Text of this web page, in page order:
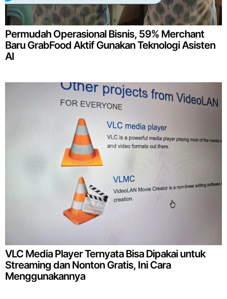
Permudah Operasional Bisnis, 59% Merchant
Baru GrabFood Aktif Gunakan Teknologi Asisten
AI
VLC Media Player Ternyata Bisa Dipakai untuk
Streaming dan Nonton Gratis, Ini Cara
Menggunakannya